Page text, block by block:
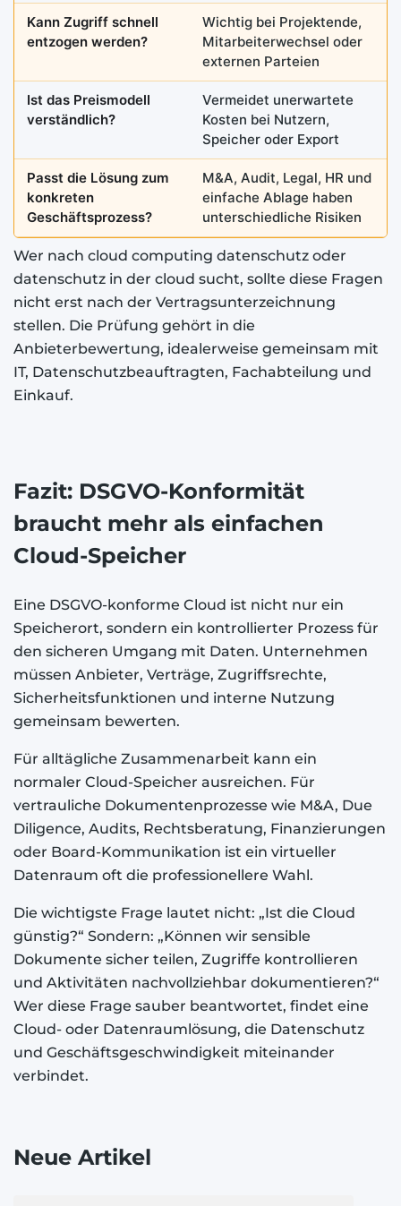
Kann Zugriff schnell
entzogen werden?
Wichtig bei Projektende,
Mitarbeiterwechsel oder
externen Parteien
Ist das Preismodell
verständlich?
Vermeidet unerwartete
Kosten bei Nutzern,
Speicher oder Export
Passt die Lösung zum
konkreten
Geschäftsprozess?
M&A, Audit, Legal, HR und
einfache Ablage haben
unterschiedliche Risiken
Wer nach cloud computing datenschutz oder
datenschutz in der cloud sucht, sollte diese Fragen
nicht erst nach der Vertragsunterzeichnung
stellen. Die Prüfung gehört in die
Anbieterbewertung, idealerweise gemeinsam mit
IT, Datenschutzbeauftragten, Fachabteilung und
Einkauf.
Fazit: DSGVO-Konformität
braucht mehr als einfachen
Cloud-Speicher
Eine DSGVO-konforme Cloud ist nicht nur ein
Speicherort, sondern ein kontrollierter Prozess für
den sicheren Umgang mit Daten. Unternehmen
müssen Anbieter, Verträge, Zugriffsrechte,
Sicherheitsfunktionen und interne Nutzung
gemeinsam bewerten.
Für alltägliche Zusammenarbeit kann ein
normaler Cloud-Speicher ausreichen. Für
vertrauliche Dokumentenprozesse wie M&A, Due
Diligence, Audits, Rechtsberatung, Finanzierungen
oder Board-Kommunikation ist ein virtueller
Datenraum oft die professionellere Wahl.
Die wichtigste Frage lautet nicht: „Ist die Cloud
günstig?“ Sondern: „Können wir sensible
Dokumente sicher teilen, Zugriffe kontrollieren
und Aktivitäten nachvollziehbar dokumentieren?“
Wer diese Frage sauber beantwortet, findet eine
Cloud- oder Datenraumlösung, die Datenschutz
und Geschäftsgeschwindigkeit miteinander
verbindet.
Neue Artikel